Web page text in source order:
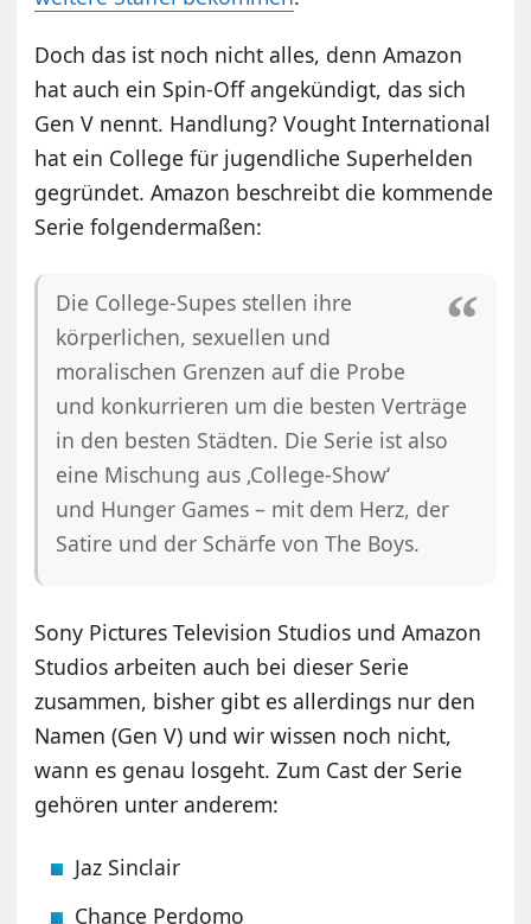
Doch das ist noch nicht alles, denn Amazon
hat auch ein Spin-Off angekündigt, das sich
Gen V nennt. Handlung? Vought International
hat ein College für jugendliche Superhelden
gegründet. Amazon beschreibt die kommende
Serie folgendermaßen:
Die College-Supes stellen ihre
körperlichen, sexuellen und
moralischen Grenzen auf die Probe
und konkurrieren um die besten Verträge
in den besten Städten. Die Serie ist also
eine Mischung aus ‚College-Show‘
und Hunger Games – mit dem Herz, der
Satire und der Schärfe von The Boys.
Sony Pictures Television Studios und Amazon
Studios arbeiten auch bei dieser Serie
zusammen, bisher gibt es allerdings nur den
Namen (Gen V) und wir wissen noch nicht,
wann es genau losgeht. Zum Cast der Serie
gehören unter anderem:
Jaz Sinclair
Chance Perdomo